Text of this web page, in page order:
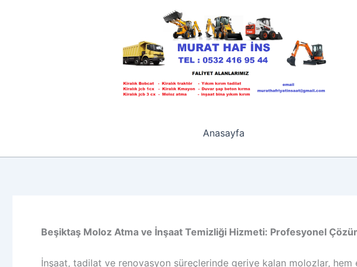
Anasayfa
Beşiktaş Moloz Atma ve İnşaat Temizliği Hizmeti: Profesyonel
İnşaat, tadilat ve renovasyon süreçlerinde geriye kalan molozlar, hem